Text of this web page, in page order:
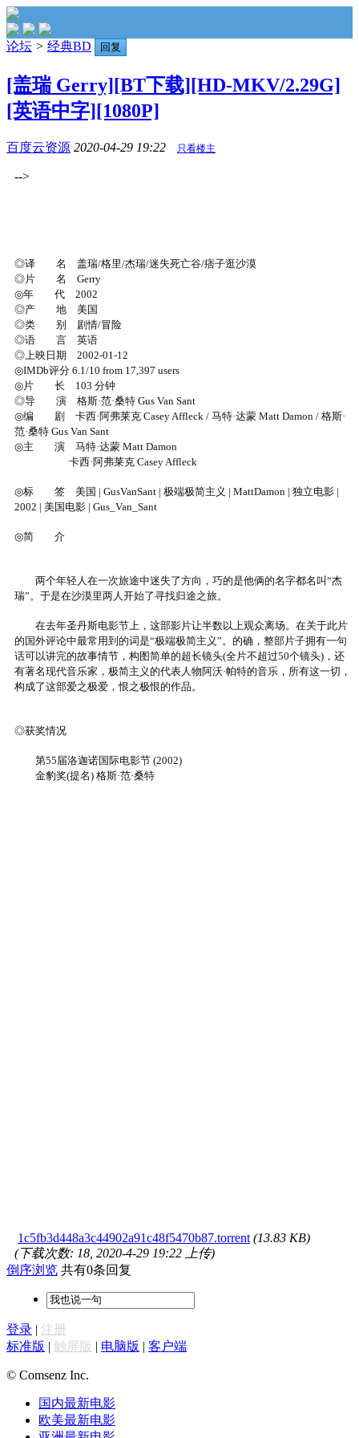
论坛 > 经典BD 回复
[盖瑞 Gerry][BT下载][HD-MKV/2.29G]
[英语中字][1080P]
百度云资源 2020-04-29 19:22 只看楼主
-->
◎译 名 盖瑞/格里/杰瑞/迷失死亡谷/痞子逛沙漠
◎片 名 Gerry
◎年 代 2002
◎产 地 美国
◎类 别 剧情/冒险
◎语 言 英语
◎上映日期 2002-01-12
◎IMDb评分 6.1/10 from 17,397 users
◎片 长 103 分钟
◎导 演 格斯·范·桑特 Gus Van Sant
◎编 剧 卡西·阿弗莱克 Casey Affleck / 马特·达蒙 Matt Damon / 格斯·
范·桑特 Gus Van Sant
◎主 演 马特·达蒙 Matt Damon
卡西·阿弗莱克 Casey Affleck
◎标 签 美国 | GusVanSant | 极端极简主义 | MattDamon | 独立电影 |
2002 | 美国电影 | Gus_Van_Sant
◎简 介
两个年轻人在一次旅途中迷失了方向，巧的是他俩的名字都名叫“杰
瑞”。于是在沙漠里两人开始了寻找归途之旅。
在去年圣丹斯电影节上，这部影片让半数以上观众离场。在关于此片
的国外评论中最常用到的词是“极端极简主义”。的确，整部片子拥有一句
话可以讲完的故事情节，构图简单的超长镜头(全片不超过50个镜头)，还
有著名现代音乐家，极简主义的代表人物阿沃·帕特的音乐，所有这一切，
构成了这部爱之极爱，恨之极恨的作品。
◎获奖情况
第55届洛迦诺国际电影节 (2002)
金豹奖(提名) 格斯·范·桑特
1c5fb3d448a3c44902a91c48f5470b87.torrent (13.83 KB)
(下载次数: 18, 2020-4-29 19:22 上传)
倒序浏览 共有0条回复
登录 | 注册
标准版 | 触屏版 | 电脑版 | 客户端
© Comsenz Inc.
国内最新电影
欧美最新电影